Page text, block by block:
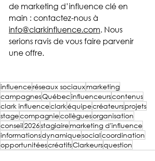
de marketing d’influence clé en
main : contactez-nous à
info@clarkinfluence.com. Nous
serions ravis de vous faire parvenir
une offre.
influenceréseaux sociauxmarketing
campagnesQuébecinfluenceurscontenus
clark influenceclarkéquipecréateursprojets
stagecompagniecollèguesorganisation
conseil2026stagiairemarketing d'influence
informationsdynamiquesocialcoordination
opportunitéescréatifsClarkeursquestion